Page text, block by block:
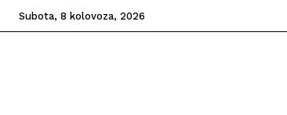
Subota, 8 kolovoza, 2026